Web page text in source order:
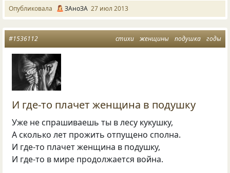
Опубликовала ЗАноЗА 27 июл 2013
стихи женщины подушка годы
#1536112
И где-то плачет женщина в подушку
Уже не спрашиваешь ты в лесу кукушку,
А сколько лет прожить отпущено сполна.
И где-то плачет женщина в подушку,
И где-то в мире продолжается война.